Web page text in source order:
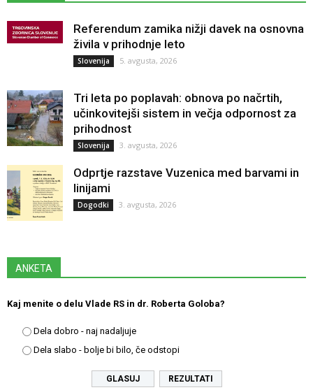
Referendum zamika nižji davek na osnovna
živila v prihodnje leto
Slovenija 5. avgusta, 2026
Tri leta po poplavah: obnova po načrtih,
učinkovitejši sistem in večja odpornost za
prihodnost
Slovenija 3. avgusta, 2026
Odprtje razstave Vuzenica med barvami in
linijami
Dogodki 3. avgusta, 2026
ANKETA
Kaj menite o delu Vlade RS in dr. Roberta Goloba?
Dela dobro - naj nadaljuje
Dela slabo - bolje bi bilo, če odstopi
REZULTATI